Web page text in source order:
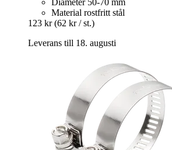
Material rostfritt stål
123 kr (62 kr / st.)
Leverans till 18. augusti